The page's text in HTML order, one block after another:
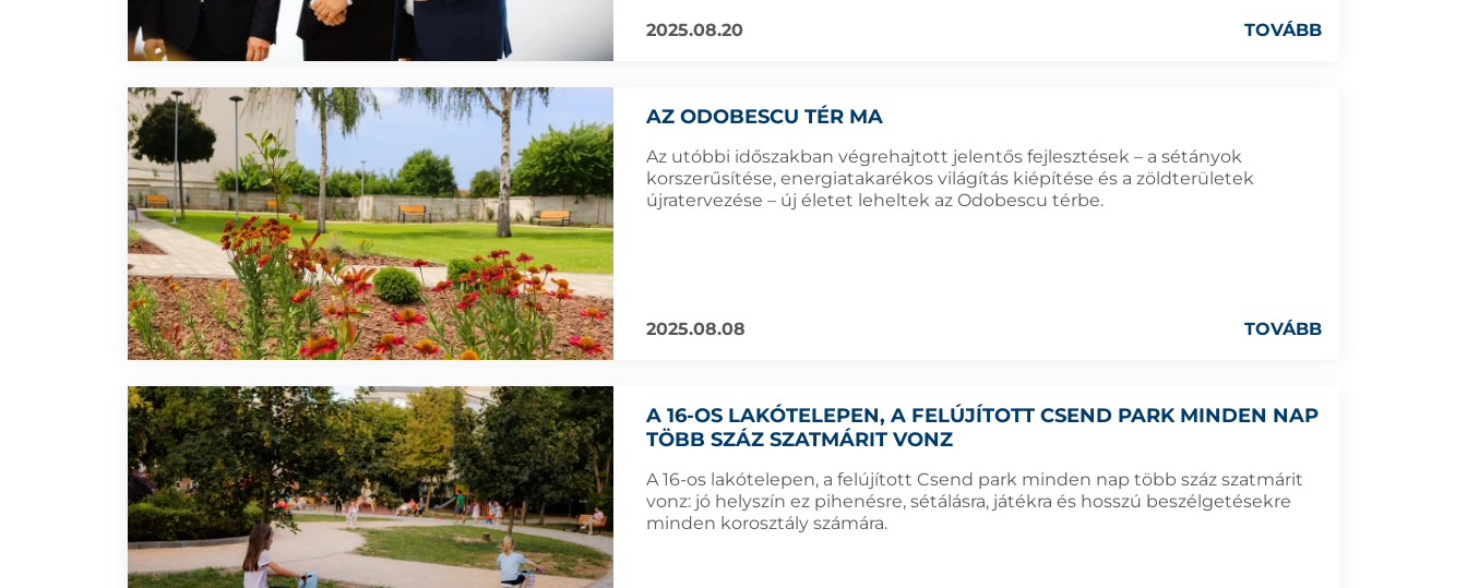
2025.08.20 TOVÁBB
AZ ODOBESCU TÉR MA
Az utóbbi időszakban végrehajtott jelentős fejlesztések – a sétányok
korszerűsítése, energiatakarékos világítás kiépítése és a zöldterületek
újratervezése – új életet leheltek az Odobescu térbe.
2025.08.08 TOVÁBB
A 16-OS LAKÓTELEPEN, A FELÚJÍTOTT CSEND PARK MINDEN NAP
TÖBB SZÁZ SZATMÁRIT VONZ
A 16-os lakótelepen, a felújított Csend park minden nap több száz szatmárit
vonz: jó helyszín ez pihenésre, sétálásra, játékra és hosszú beszélgetésekre
minden korosztály számára.